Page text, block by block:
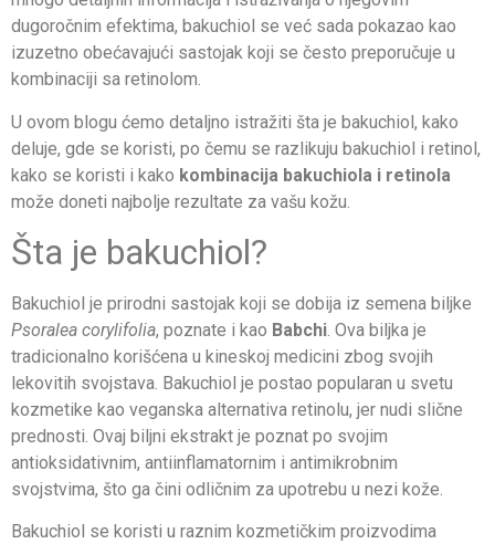
dugoročnim efektima, bakuchiol se već sada pokazao kao
izuzetno obećavajući sastojak koji se često preporučuje u
kombinaciji sa retinolom.
U ovom blogu ćemo detaljno istražiti šta je bakuchiol, kako
deluje, gde se koristi, po čemu se razlikuju bakuchiol i retinol,
kako se koristi i kako kombinacija bakuchiola i retinola
može doneti najbolje rezultate za vašu kožu.
Šta je bakuchiol?
Bakuchiol je prirodni sastojak koji se dobija iz semena biljke
Psoralea corylifolia, poznate i kao Babchi. Ova biljka je
tradicionalno korišćena u kineskoj medicini zbog svojih
lekovitih svojstava. Bakuchiol je postao popularan u svetu
kozmetike kao veganska alternativa retinolu, jer nudi slične
prednosti. Ovaj biljni ekstrakt je poznat po svojim
antioksidativnim, antiinflamatornim i antimikrobnim
svojstvima, što ga čini odličnim za upotrebu u nezi kože.
Bakuchiol se koristi u raznim kozmetičkim proizvodima